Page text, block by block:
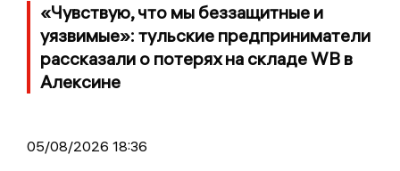
«Чувствую, что мы беззащитные и
уязвимые»: тульские предприниматели
рассказали о потерях на складе WB в
Алексине
05/08/2026 18:36